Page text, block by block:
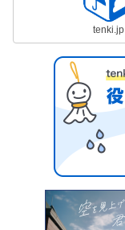
tenki.jp